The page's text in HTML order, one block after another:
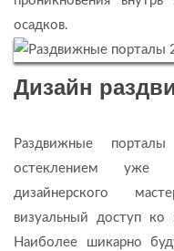
осадков.
Дизайн
Раздвижные
остеклением уже
дизайнерского
визуальный доступ
Наиболее шикарно